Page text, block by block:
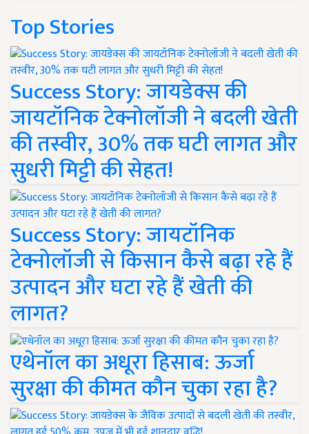
Top Stories
Success Story: जायडेक्स की
जायटॉनिक टेक्नोलॉजी ने बदली खेती
की तस्वीर, 30% तक घटी लागत और
सुधरी मिट्टी की सेहत!
Success Story: जायटॉनिक
टेक्नोलॉजी से किसान कैसे बढ़ा रहे हैं
उत्पादन और घटा रहे हैं खेती की
लागत?
एथेनॉल का अधूरा हिसाब: ऊर्जा
सुरक्षा की कीमत कौन चुका रहा है?